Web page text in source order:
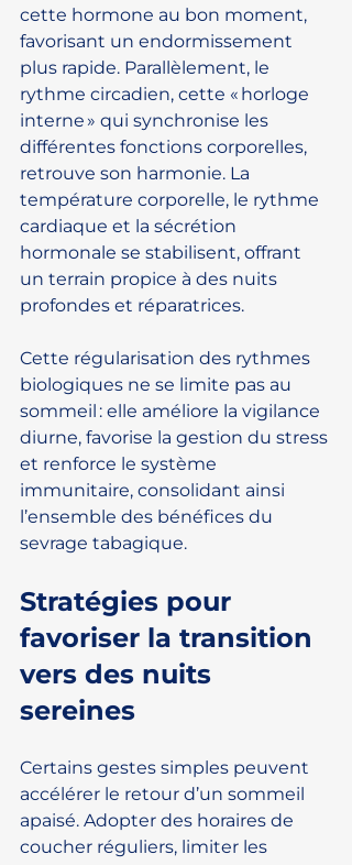
cette hormone au bon moment,
favorisant un endormissement
plus rapide. Parallèlement, le
rythme circadien, cette « horloge
interne » qui synchronise les
différentes fonctions corporelles,
retrouve son harmonie. La
température corporelle, le rythme
cardiaque et la sécrétion
hormonale se stabilisent, offrant
un terrain propice à des nuits
profondes et réparatrices.
Cette régularisation des rythmes
biologiques ne se limite pas au
sommeil : elle améliore la vigilance
diurne, favorise la gestion du stress
et renforce le système
immunitaire, consolidant ainsi
l’ensemble des bénéfices du
sevrage tabagique.
Stratégies pour
favoriser la transition
vers des nuits
sereines
Certains gestes simples peuvent
accélérer le retour d’un sommeil
apaisé. Adopter des horaires de
coucher réguliers, limiter les